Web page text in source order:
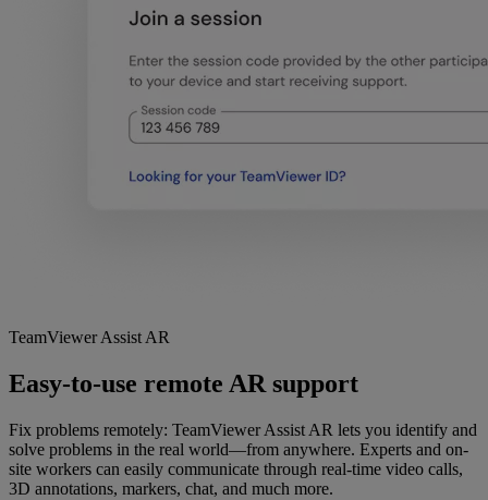
TeamViewer Assist AR
Easy-to-use remote AR support
Fix problems remotely: TeamViewer Assist AR lets you identify and
solve problems in the real world—from anywhere. Experts and on-
site workers can easily communicate through real-time video calls,
3D annotations, markers, chat, and much more.